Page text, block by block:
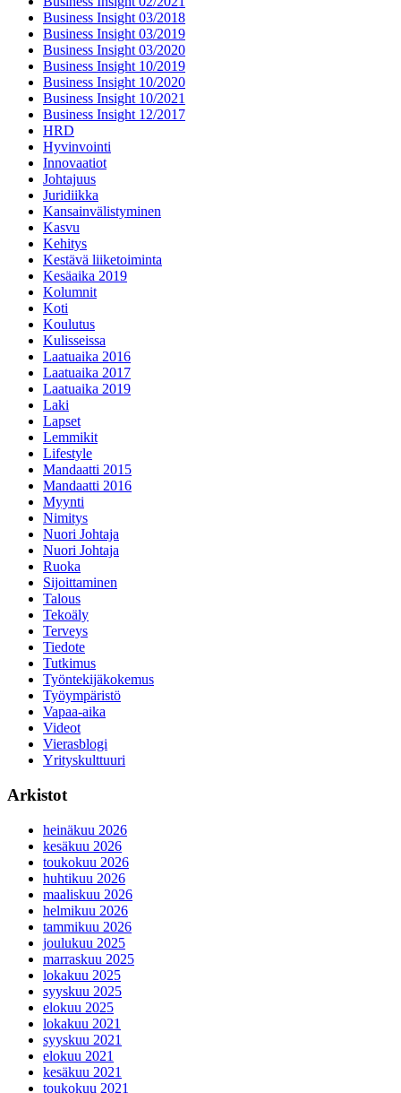
Business Insight 03/2018
Business Insight 03/2019
Business Insight 03/2020
Business Insight 10/2019
Business Insight 10/2020
Business Insight 10/2021
Business Insight 12/2017
HRD
Hyvinvointi
Innovaatiot
Johtajuus
Juridiikka
Kansainvälistyminen
Kasvu
Kehitys
Kestävä liiketoiminta
Kesäaika 2019
Kolumnit
Koti
Koulutus
Kulisseissa
Laatuaika 2016
Laatuaika 2017
Laatuaika 2019
Laki
Lapset
Lemmikit
Lifestyle
Mandaatti 2015
Mandaatti 2016
Myynti
Nimitys
Nuori Johtaja
Nuori Johtaja
Ruoka
Sijoittaminen
Talous
Tekoäly
Terveys
Tiedote
Tutkimus
Työntekijäkokemus
Työympäristö
Vapaa-aika
Videot
Vierasblogi
Yrityskulttuuri
Arkistot
heinäkuu 2026
kesäkuu 2026
toukokuu 2026
huhtikuu 2026
maaliskuu 2026
helmikuu 2026
tammikuu 2026
joulukuu 2025
marraskuu 2025
lokakuu 2025
syyskuu 2025
elokuu 2025
lokakuu 2021
syyskuu 2021
elokuu 2021
kesäkuu 2021
toukokuu 2021